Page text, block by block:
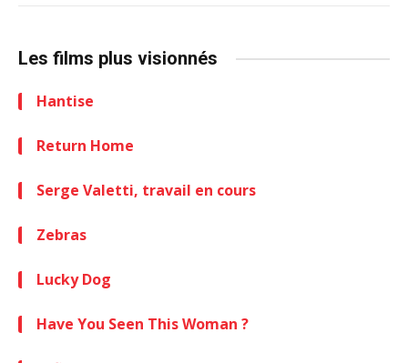
Les films plus visionnés
Hantise
Return Home
Serge Valetti, travail en cours
Zebras
Lucky Dog
Have You Seen This Woman ?